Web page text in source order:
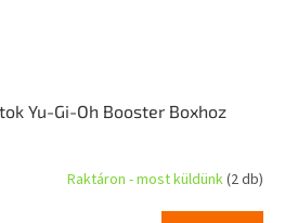
Yu-Gi-Oh Booster Boxhoz
Raktáron - most küldünk(2 db)